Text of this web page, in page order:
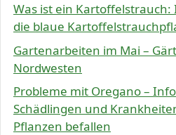
Was ist ein
die blaue
Gartenarbeiten im Mai –
Nordwesten
Probleme mit Oregano –
Schädlingen und
Pflanzen befallen